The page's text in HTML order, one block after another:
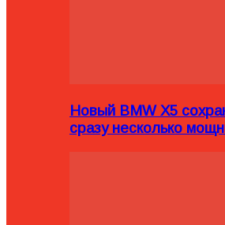
Новый BMW X5
сразу несколько